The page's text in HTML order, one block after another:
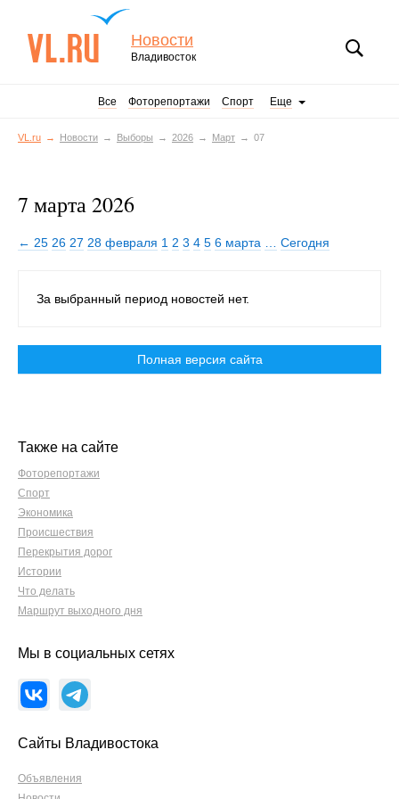
Новости
Владивосток
Все Фоторепортажи Спорт Еще
VL.ru Новости Выборы 2026 Март 07
7 марта 2026
← 25 26 27 28 февраля 1 2 3 4 5 6 марта Сегодня
За выбранный период новостей нет.
Полная версия сайта
Также на сайте
Фоторепортажи
Спорт
Экономика
Происшествия
Перекрытия дорог
Истории
Что делать
Маршрут выходного дня
Мы в социальных сетях
Сайты Владивостока
Объявления